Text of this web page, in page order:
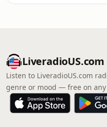
LiveradioUS.com
Listen to LiveradioUS.com
genre or mood — free on any